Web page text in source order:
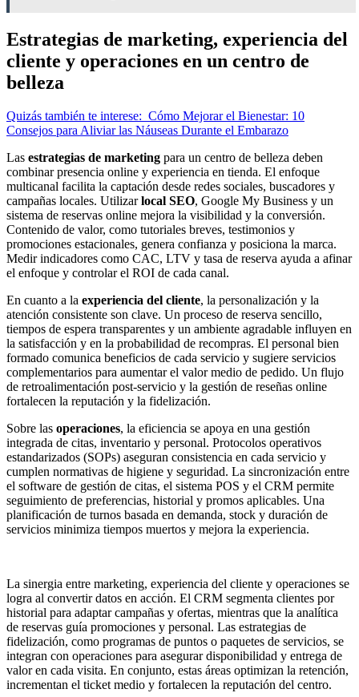
Estrategias de marketing, experiencia del
cliente y operaciones en un centro de
belleza
Quizás también te interese: Cómo Mejorar el Bienestar: 10
Consejos para Aliviar las Náuseas Durante el Embarazo
Las estrategias de marketing para un centro de belleza deben
combinar presencia online y experiencia en tienda. El enfoque
multicanal facilita la captación desde redes sociales, buscadores y
campañas locales. Utilizarlocal SEO, Google My Business y un
sistema de reservas online mejora la visibilidad y la conversión.
Contenido de valor, como tutoriales breves, testimonios y
promociones estacionales, genera confianza y posiciona la marca.
Medir indicadores como CAC, LTV y tasa de reserva ayuda a afinar
el enfoque y controlar el ROI de cada canal.
En cuanto a la experiencia del cliente, la personalización y la
atención consistente son clave. Un proceso de reserva sencillo,
tiempos de espera transparentes y un ambiente agradable influyen en
la satisfacción y en la probabilidad de recompras. El personal bien
formado comunica beneficios de cada servicio y sugiere servicios
complementarios para aumentar el valor medio de pedido. Un flujo
de retroalimentación post-servicio y la gestión de reseñas online
fortalecen la reputación y la fidelización.
Sobre las operaciones, la eficiencia se apoya en una gestión
integrada de citas, inventario y personal. Protocolos operativos
estandarizados (SOPs) aseguran consistencia en cada servicio y
cumplen normativas de higiene y seguridad. La sincronización entre
el software de gestión de citas, el sistema POS y el CRM permite
seguimiento de preferencias, historial y promos aplicables. Una
planificación de turnos basada en demanda, stock y duración de
servicios minimiza tiempos muertos y mejora la experiencia.
La sinergia entre marketing, experiencia del cliente y operaciones se
logra al convertir datos en acción. El CRM segmenta clientes por
historial para adaptar campañas y ofertas, mientras que la analítica
de reservas guía promociones y personal. Las estrategias de
fidelización, como programas de puntos o paquetes de servicios, se
integran con operaciones para asegurar disponibilidad y entrega de
valor en cada visita. En conjunto, estas áreas optimizan la retención,
incrementan el ticket medio y fortalecen la reputación del centro.